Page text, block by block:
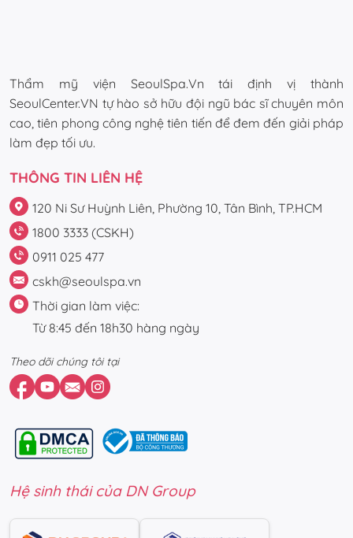
Thẩm mỹ viện SeoulSpa.Vn tái định vị thành
SeoulCenter.VN tự hào sở hữu đội ngũ bác sĩ chuyên môn
cao, tiên phong công nghệ tiên tiến để đem đến giải pháp
làm đẹp tối ưu.
THÔNG TIN LIÊN HỆ
120 Ni Sư Huỳnh Liên, Phường 10, Tân Bình, TP.HCM
1800 3333 (CSKH)
0911 025 477
cskh@seoulspa.vn
Thời gian làm việc:
Từ 8:45 đến 18h30 hàng ngày
Theo dõi chúng tôi tại
Hệ sinh thái của DN Group